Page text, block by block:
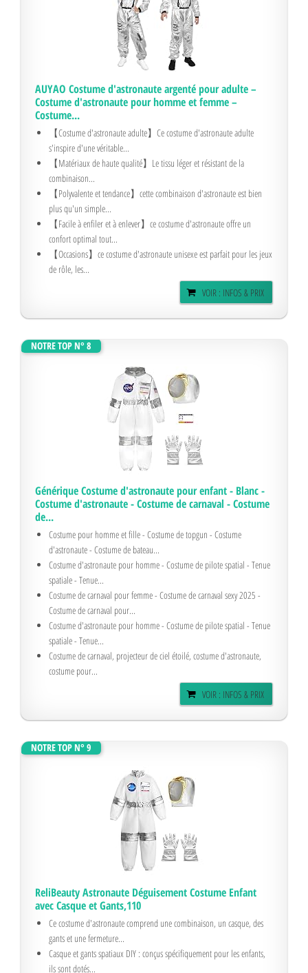
AUYAO Costume d'astronaute argenté pour adulte –
Costume d'astronaute pour homme et femme –
Costume...
【Costume d'astronaute adulte】Ce costume d'astronaute adulte
s'inspire d'une véritable...
【Matériaux de haute qualité】Le tissu léger et résistant de la
combinaison...
【Polyvalente et tendance】cette combinaison d'astronaute est bien
plus qu'un simple...
【Facile à enfiler et à enlever】ce costume d'astronaute offre un
confort optimal tout...
【Occasions】ce costume d'astronaute unisexe est parfait pour les jeux
VOIR : INFOS & PRIX
NOTRE TOP N° 8
Générique Costume d'astronaute pour enfant - Blanc -
Costume d'astronaute - Costume de carnaval - Costume
de...
Costume pour homme et fille - Costume de topgun - Costume
d'astronaute - Costume de bateau...
Costume d'astronaute pour homme - Costume de pilote spatial - Tenue
spatiale - Tenue...
Costume de carnaval pour femme - Costume de carnaval sexy 2025 -
Costume de carnaval pour...
Costume d'astronaute pour homme - Costume de pilote spatial - Tenue
spatiale - Tenue...
Costume de carnaval, projecteur de ciel étoilé, costume d'astronaute,
VOIR : INFOS & PRIX
NOTRE TOP N° 9
ReliBeauty Astronaute Déguisement Costume Enfant
avec Casque et Gants,110
Ce costume d'astronaute comprend une combinaison, un casque, des
gants et une fermeture...
Casque et gants spatiaux DIY : conçus spécifiquement pour les enfants,